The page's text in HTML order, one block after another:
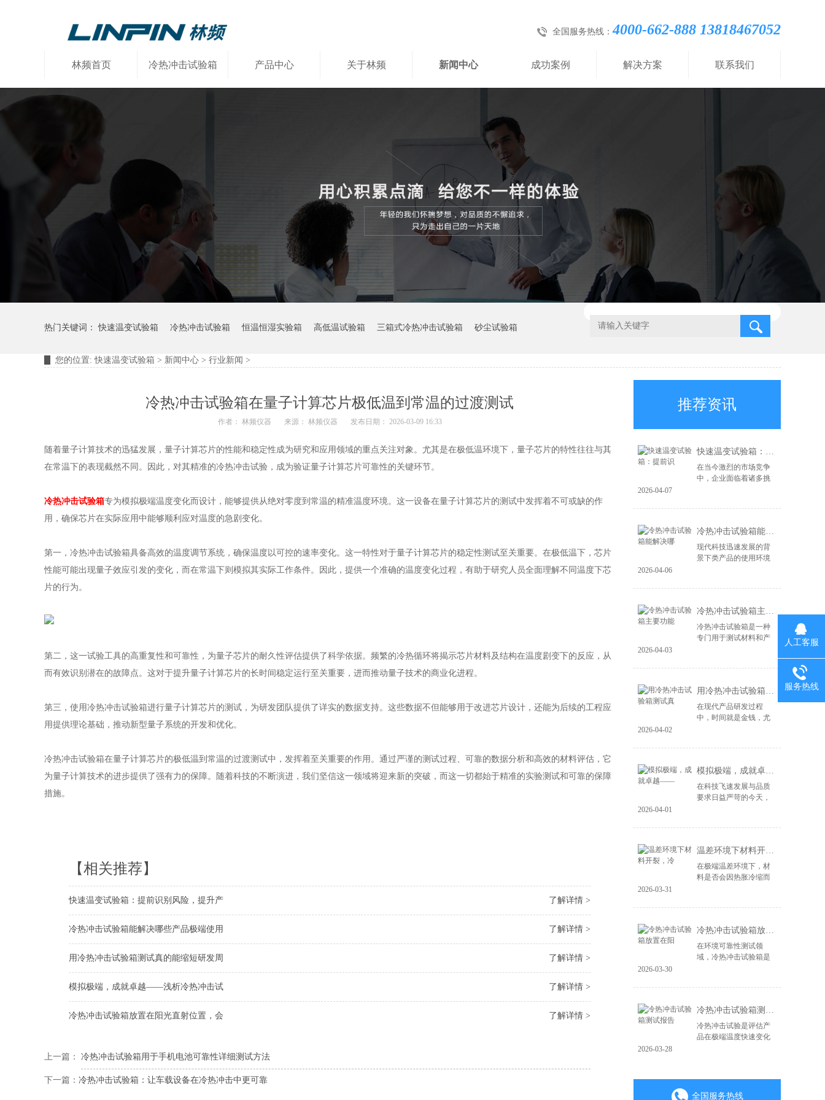
全国服务热线：4000-662-888 13818467052
林频首页 冷热冲击试验箱 产品中心 关于林频 新闻中心 成功案例 解决方案 联系我们
热门关键词：快速温变试验箱 冷热冲击试验箱 恒温恒湿实验箱 高低温试验箱 三箱式冷热冲击试验箱 砂尘试验箱
您的位置:快速温变试验箱 > 新闻中心 > 行业新闻 >
冷热冲击试验箱在量子计算芯片极低温到常温的过渡测试
作者： 林频仪器 来源： 林频仪器 发布日期： 2026-03-09 16:33
随着量子计算技术的迅猛发展，量子计算芯片的性能和稳定性成为研究和应用领域的重点关注对象。尤其是在极低温环境下，量子芯片的特性往往与其
在常温下的表现截然不同。因此，对其精准的冷热冲击试验，成为验证量子计算芯片可靠性的关键环节。
冷热冲击试验箱专为模拟极端温度变化而设计，能够提供从绝对零度到常温的精准温度环境。这一设备在量子计算芯片的测试中发挥着不可或缺的作
用，确保芯片在实际应用中能够顺利应对温度的急剧变化。
第一，冷热冲击试验箱具备高效的温度调节系统，确保温度以可控的速率变化。这一特性对于量子计算芯片的稳定性测试至关重要。在极低温下，芯片
性能可能出现量子效应引发的变化，而在常温下则模拟其实际工作条件。因此，提供一个准确的温度变化过程，有助于研究人员全面理解不同温度下芯
片的行为。
第二，这一试验工具的高重复性和可靠性，为量子芯片的耐久性评估提供了科学依据。频繁的冷热循环将揭示芯片材料及结构在温度剧变下的反应，从
而有效识别潜在的故障点。这对于提升量子计算芯片的长时间稳定运行至关重要，进而推动量子技术的商业化进程。
第三，使用冷热冲击试验箱进行量子计算芯片的测试，为研发团队提供了详实的数据支持。这些数据不但能够用于改进芯片设计，还能为后续的工程应
用提供理论基础，推动新型量子系统的开发和优化。
冷热冲击试验箱在量子计算芯片的极低温到常温的过渡测试中，发挥着至关重要的作用。通过严谨的测试过程、可靠的数据分析和高效的材料评估，它
为量子计算技术的进步提供了强有力的保障。随着科技的不断演进，我们坚信这一领域将迎来新的突破，而这一切都始于精准的实验测试和可靠的保障
措施。
【相关推荐】
快速温变试验箱：提前识别风险，提升产 了解详情 >
冷热冲击试验箱能解决哪些产品极端使用 了解详情 >
用冷热冲击试验箱测试真的能缩短研发周 了解详情 >
模拟极端，成就卓越——浅析冷热冲击试 了解详情 >
冷热冲击试验箱放置在阳光直射位置，会 了解详情 >
上一篇： 冷热冲击试验箱用于手机电池可靠性详细测试方法
下一篇： 冷热冲击试验箱：让车载设备在冷热冲击中更可靠
推荐资讯
快速温变试验箱：提前识
在当今激烈的市场竞争
中，企业面临着诸多挑
市场上立于不败之地，
风险识别能力和高...
2026-04-07
冷热冲击试验箱能解决哪
现代科技迅速发展的背
景下类产品的使用环境
航空航天设备等，对材
了更高的要求。...
2026-04-06
冷热冲击试验箱主要功能
冷热冲击试验箱是一种
专门用于测试材料和产
包括： 温度变化模拟：
速将样品暴露于高...
2026-04-03
用冷热冲击试验箱测试真
在现代产品研发过程
中，时间就是金钱，尤
的产品成为企业成功的
作为一种重要的测试...
2026-04-02
模拟极端，成就卓越——
在科技飞速发展与品质
要求日益严苛的今天，
造，更在于其能否经受
环境的严峻考验。...
2026-04-01
温差环境下材料开裂，冷
在极端温差环境下，材
料是否会因热胀冷缩而
无论是电子产品、汽车
材料，微小的裂纹...
2026-03-31
冷热冲击试验箱放置在阳
在环境可靠性测试领
域，冷热冲击试验箱是
测试结果的准确性直接
成败。一个常被忽视...
2026-03-30
冷热冲击试验箱测试报告
冷热冲击试验是评估产
品在极端温度快速变化
要凭证。一份具备权威
性、可追溯性的专...
2026-03-28
全国服务热线
人工客服
服务热线